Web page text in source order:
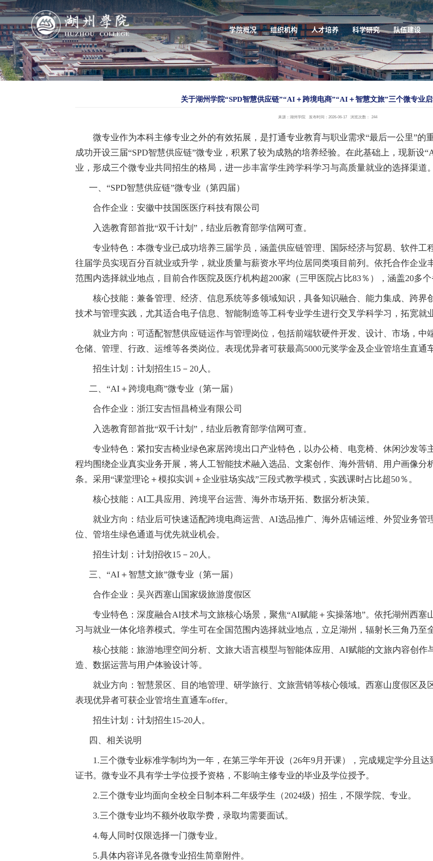
学院概况 组织机构 人才培养 科学研究 队伍建设
导航
学院概况
关于湖州学院“SPD智慧供应链”“AI＋跨境电商”“AI＋智慧文旅”三个微专业
来源：湖州学院 发布时间：2026-06-17 浏览次数： 244
微专业作为本科主修专业之外的有效拓展，是打通专业教育与职业需求“最后一公里”的
成功开设三届“SPD智慧供应链”微专业，积累了较为成熟的培养经验。在此基础上，现新设
业，形成三个微专业共同招生的格局，进一步丰富学生跨学科学习与高质量就业的选择渠道
一、“SPD智慧供应链”微专业（第四届）
合作企业：安徽中技国医医疗科技有限公司
入选教育部首批“双千计划”，结业后教育部学信网可查。
专业特色：本微专业已成功培养三届学员，涵盖供应链管理、国际经济与贸易、软件工
往届学员实现百分百就业或升学，就业质量与薪资水平均位居同类项目前列。依托合作企业
范围内选择就业地点，目前合作医院及医疗机构超200家（三甲医院占比83％），涵盖20多个
核心技能：兼备管理、经济、信息系统等多领域知识，具备知识融合、能力集成、跨界
技术与管理实践，尤其适合电子信息、智能制造等工科专业学生进行交叉学科学习，拓宽就
就业方向：可适配智慧供应链运作与管理岗位，包括前端软硬件开发、设计、市场，中
仓储、管理、行政、运维等各类岗位。表现优异者可获最高5000元奖学金及企业管培生直通
招生计划：计划招生15－20人。
二、“AI＋跨境电商”微专业（第一届）
合作企业：浙江安吉恒昌椅业有限公司
入选教育部首批“双千计划”，结业后教育部学信网可查。
专业特色：紧扣安吉椅业绿色家居跨境出口产业特色，以办公椅、电竞椅、休闲沙发等
程均围绕企业真实业务开展，将人工智能技术融入选品、文案创作、海外营销、用户画像分
条。采用“课堂理论＋模拟实训＋企业驻场实战”三段式教学模式，实践课时占比超50％。
核心技能：AI工具应用、跨境平台运营、海外市场开拓、数据分析决策。
就业方向：结业后可快速适配跨境电商运营、AI选品推广、海外店铺运维、外贸业务管
位、管培生绿色通道与优先就业机会。
招生计划：计划招收15－20人。
三、“AI＋智慧文旅”微专业（第一届）
合作企业：吴兴西塞山国家级旅游度假区
专业特色：深度融合AI技术与文旅核心场景，聚焦“AI赋能＋实操落地”。依托湖州西塞
习与就业一体化培养模式。学生可在全国范围内选择就业地点，立足湖州，辐射长三角乃至
核心技能：旅游地理空间分析、文旅大语言模型与智能体应用、AI赋能的文旅内容创作
造、数据运营与用户体验设计等。
就业方向：智慧景区、目的地管理、研学旅行、文旅营销等核心领域。西塞山度假区及
表现优异者可获企业管培生直通车offer。
招生计划：计划招生15-20人。
四、相关说明
1.三个微专业标准学制均为一年，在第三学年开设（26年9月开课），完成规定学分且
证书。微专业不具有学士学位授予资格，不影响主修专业的毕业及学位授予。
2.三个微专业均面向全校全日制本科二年级学生（2024级）招生，不限学院、专业。
3.三个微专业均不额外收取学费，录取均需要面试。
4.每人同时仅限选择一门微专业。
5.具体内容详见各微专业招生简章附件。